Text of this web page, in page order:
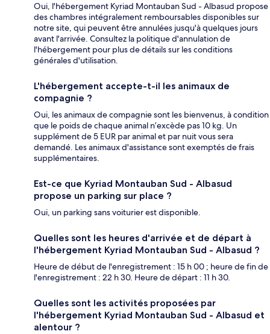
Oui, l'hébergement Kyriad Montauban Sud - Albasud propose
des chambres intégralement remboursables disponibles sur
notre site, qui peuvent être annulées jusqu'à quelques jours
avant l'arrivée. Consultez la politique d'annulation de
l'hébergement pour plus de détails sur les conditions
générales d'utilisation.
L'hébergement accepte-t-il les animaux de
compagnie ?
Oui, les animaux de compagnie sont les bienvenus, à condition
que le poids de chaque animal n’excède pas 10 kg. Un
supplément de 5 EUR par animal et par nuit vous sera
demandé. Les animaux d'assistance sont exemptés de frais
supplémentaires.
Est-ce que Kyriad Montauban Sud - Albasud
propose un parking sur place ?
Oui, un parking sans voiturier est disponible.
Quelles sont les heures d'arrivée et de départ à
l'hébergement Kyriad Montauban Sud - Albasud ?
Heure de début de l'enregistrement : 15 h 00 ; heure de fin de
l'enregistrement : 22 h 30. Heure de départ : 11 h 30.
Quelles sont les activités proposées par
l'hébergement Kyriad Montauban Sud - Albasud et
alentour ?